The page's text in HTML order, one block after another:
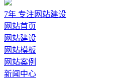
7年 专注网站建设
网站首页
网站建设
网站模板
网站案例
新闻中心